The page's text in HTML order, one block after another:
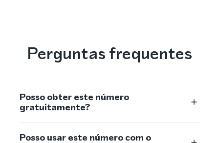
Perguntas frequentes
Posso obter este número
gratuitamente?
Posso usar este número com o